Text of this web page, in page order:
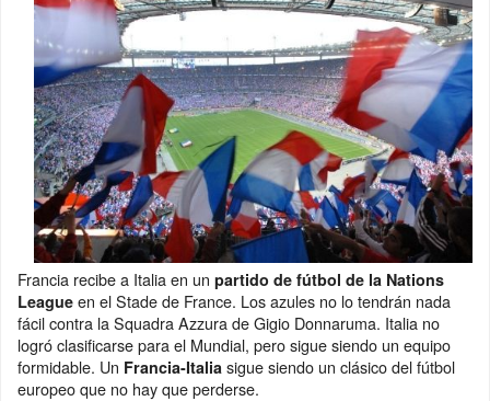
Francia recibe a Italia en un partido de fútbol de la Nations
League en el Stade de France. Los azules no lo tendrán nada
fácil contra la Squadra Azzura de Gigio Donnaruma. Italia no
logró clasificarse para el Mundial, pero sigue siendo un equipo
formidable. Un Francia-Italia sigue siendo un clásico del fútbol
europeo que no hay que perderse.